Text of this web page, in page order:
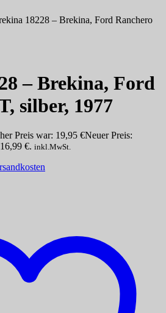
18228 – Brekina, Ford Ranchero
– Brekina, Ford
silber, 1977
Preis war: 19,95 €Neuer Preis:
€. inkl.MwSt.